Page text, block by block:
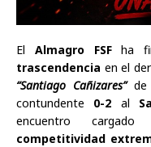
El Almagro FSFha
trascendencia en el
“Santiago Cañizares” de
contundente 0-2 al
encuentro
competitividad